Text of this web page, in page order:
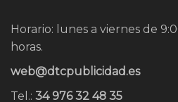
Horario: lunes a viernes de
horas.
web@dtcpublicidad.es
Tel.: 34 976 32 48 35